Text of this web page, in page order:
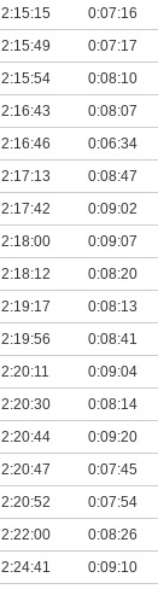
2:15:15 0:07:16
2:15:49 0:07:17
2:15:54 0:08:10
2:16:43 0:08:07
2:16:46 0:06:34
2:17:13 0:08:47
2:17:42 0:09:02
2:18:00 0:09:07
2:18:12 0:08:20
2:19:17 0:08:13
2:19:56 0:08:41
2:20:11 0:09:04
2:20:30 0:08:14
2:20:44 0:09:20
2:20:47 0:07:45
2:20:52 0:07:54
2:22:00 0:08:26
2:24:41 0:09:10